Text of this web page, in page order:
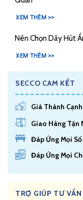
XEM THÊM >>
Nên Chọn Dây Hút
XEM THÊM >>
SECCO CAM KẾT
Giá Thành
Giao Hàng Tận
Đáp Ứng Mọi
Đáp Ứng Mọi
TRỢ GIÚP TƯ VẤN